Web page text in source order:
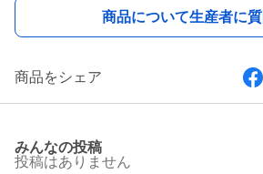
商品について生産者に
商品をシェア
みんなの投稿
投稿はありません